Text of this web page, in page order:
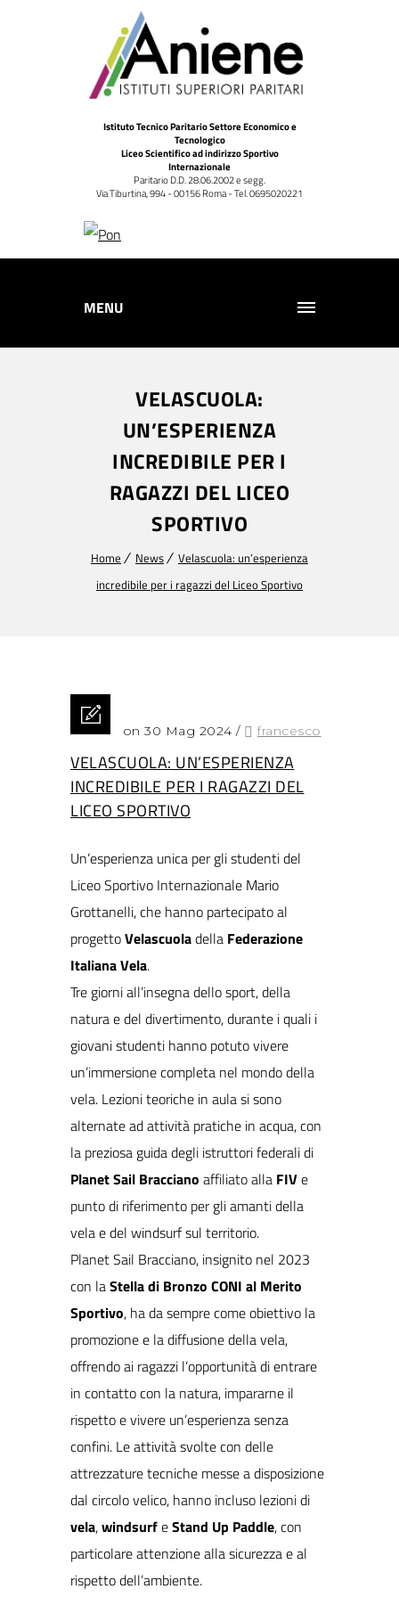
Istituto Tecnico Paritario Settore Economico e
Tecnologico
Liceo Scientifico ad indirizzo Sportivo
Internazionale
Paritario D.D. 28.06.2002 e segg.
Via Tiburtina, 994 - 00156 Roma - Tel. 0695020221
MENU
VELASCUOLA:
UN’ESPERIENZA
INCREDIBILE PER I
RAGAZZI DEL LICEO
SPORTIVO
Home News
Velascuola: un’esperienza
incredibile per i ragazzi del Liceo Sportivo
Posted on 30 Mag 2024 / francesco
VELASCUOLA: UN’ESPERIENZA
INCREDIBILE PER I RAGAZZI DEL
LICEO SPORTIVO
Un’esperienza unica per gli studenti del
Liceo Sportivo Internazionale Mario
Grottanelli, che hanno partecipato al
progettoVelascuoladella Federazione
Italiana Vela.
Tre giorni all’insegna dello sport, della
natura e del divertimento, durante i quali i
giovani studenti hanno potuto vivere
un’immersione completa nel mondo della
vela. Lezioni teoriche in aula si sono
alternate ad attività pratiche in acqua, con
la preziosa guida degli istruttori federali di
Planet Sail Bracciano affiliato alla FIVe
punto di riferimento per gli amanti della
vela e del windsurf sul territorio.
Planet Sail Bracciano, insignito nel 2023
con laStella di Bronzo CONI al Merito
Sportivo, ha da sempre come obiettivo la
promozione e la diffusione della vela,
offrendo ai ragazzi l’opportunità di entrare
in contatto con la natura, impararne il
rispetto e vivere un’esperienza senza
confini. Le attività svolte con delle
attrezzature tecniche messe a disposizione
dal circolo velico, hanno incluso lezioni di
vela,windsurfeStand Up Paddle, con
particolare attenzione alla sicurezza e al
rispetto dell’ambiente.